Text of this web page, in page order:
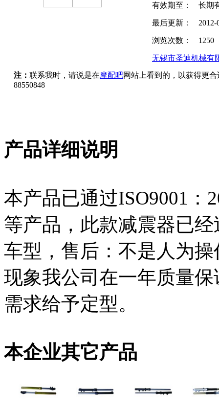
有效期至： 长期
最后更新： 2012-
浏览次数： 1250
无锡市圣迪机械有
注： 联系我时，请说是在摩配吧网站上看到的，以获得更
88550848
产品详细说明
本产品已通过ISO9001：
等产品，此款减震器已
车型，售后：不是人为
现象我公司在一年质量
需求给予定型。
本企业其它产品